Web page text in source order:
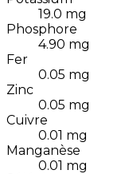
19.0 mg
Phosphore
4.90 mg
Fer
0.05 mg
Zinc
0.05 mg
Cuivre
0.01 mg
Manganèse
0.01 mg